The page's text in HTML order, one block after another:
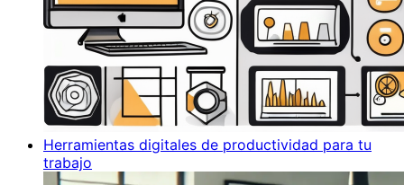
Herramientas digitales de productividad para tu
trabajo